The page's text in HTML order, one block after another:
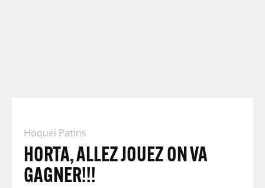
Hoquei Patins
HORTA, ALLEZ JOUEZ ON VA
GAGNER!!!